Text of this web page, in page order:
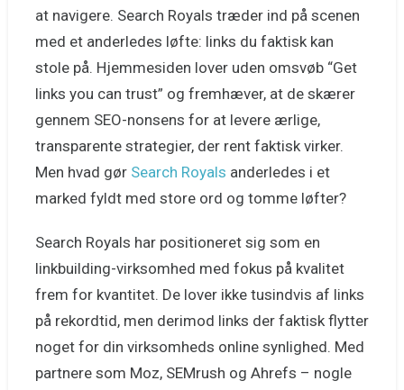
at navigere. Search Royals træder ind på scenen
med et anderledes løfte: links du faktisk kan
stole på. Hjemmesiden lover uden omsvøb “Get
links you can trust” og fremhæver, at de skærer
gennem SEO-nonsens for at levere ærlige,
transparente strategier, der rent faktisk virker.
Men hvad gør Search Royals anderledes i et
marked fyldt med store ord og tomme løfter?
Search Royals har positioneret sig som en
linkbuilding-virksomhed med fokus på kvalitet
frem for kvantitet. De lover ikke tusindvis af links
på rekordtid, men derimod links der faktisk flytter
noget for din virksomheds online synlighed. Med
partnere som Moz, SEMrush og Ahrefs – nogle